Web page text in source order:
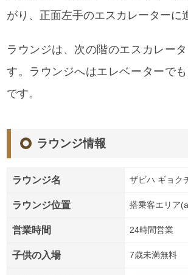
がり、正面左手のエスカレーターに
ラウンジは、次の階のエスカレー
す。ラウンジへはエレベーターで
です。
ラウンジ情報
ラウンジ名 ザビハ ギョク
ラウンジ位置 搭乗客エリア
営業時間 24時間営業
子供の入場 7歳未満無料